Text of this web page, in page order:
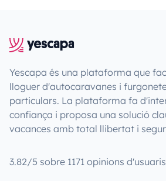
Yescapa és una plataforma que
lloguer d'autocaravanes i
particulars. La plataforma fa
confiança i proposa una solució
vacances amb total llibertat i
3.82/5 sobre 1171 opinions